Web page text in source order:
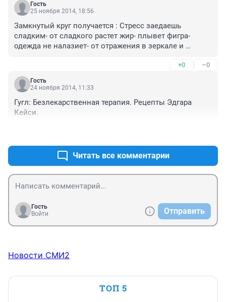
Гость
25 ноября 2014, 18:56
Замкнутый круг получается : Стресс заедаешь
сладким- от сладкого растет жир- плывет фигра-
одежда не налазиет- от отражения в зеркале и
правильно и идешь в магазин купить рыбу и овощи-
от увиденных цен на продукты рыдаешь еще больше -
суммируешь : одежда, продукты,ЖКХ ,транспорт
стонешь,но не от удовольствия- стресс утраивается-
задумчиво и печально съедаешь шоколадку,
+0 –0
Гость
24 ноября 2014, 11:33
Гугл: Безлекарственная терапия. Рецепты Эдгара
Кейси.
Читать все комментарии
Гость
Войти
Отправить
Новости СМИ2
ТОП 5